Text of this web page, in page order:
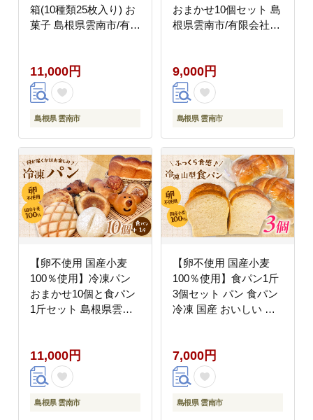
箱(10種類25枚入り) お
菓子 島根県雲南市/有限
11,000円
島根県 雲南市
おまかせ10個セット 島
根県雲南市/有限会社三
9,000円
島根県 雲南市
【卵不使用 国産小麦
100％使用】冷凍パン
おまかせ10個と食パン
1斤セット 島根県雲南
11,000円
島根県 雲南市
【卵不使用 国産小麦
100％使用】食パン1斤
3個セット パン 食パン
冷凍 国産 おいしい 朝
和 [AIDE006]
7,000円
島根県 雲南市